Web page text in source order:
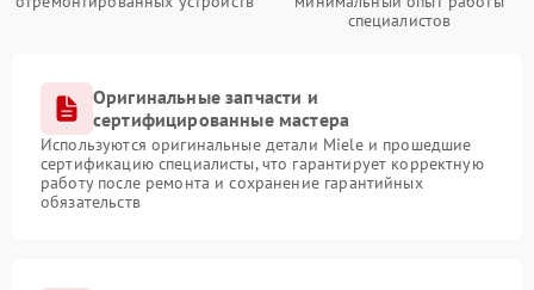
специалистов
Оригинальные запчасти и
сертифицированные мастера
Используются оригинальные детали Miele и прошедшие
сертификацию специалисты, что гарантирует корректную
работу после ремонта и сохранение гарантийных
обязательств